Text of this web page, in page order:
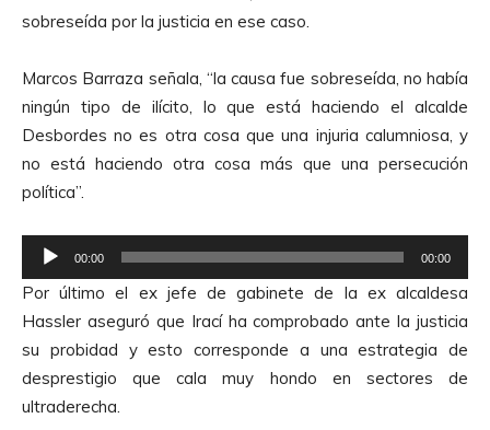
t
r
d
e
A
u
d
o
sobreseída por la justicia en ese caso.
Marcos Barraza señala, “la causa fue sobreseída, no había
ningún tipo de ilícito, lo que está haciendo el alcalde
Desbordes no es otra cosa que una injuria calumniosa, y
no está haciendo otra cosa más que una persecución
política”.
e
p
r
o
d
u
00:00 00:00
Por último el ex jefe de gabinete de la ex alcaldesa
Hassler aseguró que Irací ha comprobado ante la justicia
su probidad y esto corresponde a una estrategia de
desprestigio que cala muy hondo en sectores de
ultraderecha.